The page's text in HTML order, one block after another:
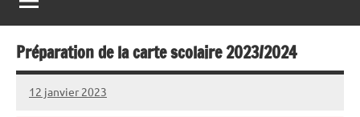
Préparation de la carte scolaire 2023/2024
12 janvier 2023
Snudifo44